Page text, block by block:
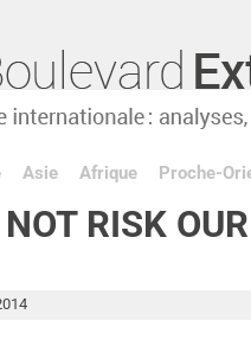
Asie Afrique Proche-
NOT RISK